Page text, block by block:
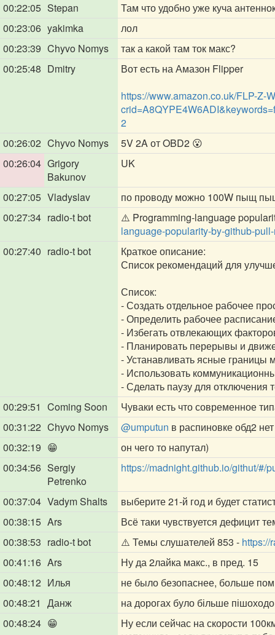
00:22:05 Stepan
Там что удобно уже куча
00:23:06 yakimka
лол
00:23:39 Chyvo Nomys
так а какой там ток макс?
00:25:48 Dmitry
Вот есть на Амазон Flipper
https://www.amazon.co.uk/FLP-Z-
2
00:26:02 Chyvo Nomys
5V 2A от OBD2 😮
00:26:04 Grigory
Bakunov
UK
00:27:05 Vladyslav
по проводу можно 100W пыщ
00:27:34 radio-t bot
⚠️ Programming-language
language-popularity-by-github-
00:27:40 radio-t bot
Краткое описание:
Список рекомендаций для
Список:
- Создать отдельное рабочее
- Определить рабочее
- Избегать отвлекающих
- Планировать перерывы и
- Устанавливать ясные границы
- Использовать
- Сделать паузу для отключения
00:29:51 Coming Soon
Чуваки есть что современное
00:31:22 Chyvo Nomys @umputun в распиновке обд2
00:32:19 😁
он чего то напутал)
00:34:56 Sergiy
Petrenko
https://madnight.github.io/githut/#/
00:37:04 Vadym Shalts
выберите 21-й год и будет
00:38:15 Ars
Всё таки чувствуется дефицит
00:38:53 radio-t bot ⚠️ Темы слушателей 853 - https://
00:41:16 Ars
Ну да 2лайка макс., в пред. 15
00:48:12 Илья
не было безопаснее, больше
00:48:21 Данж
на дорогах було більше
00:48:24 😁
Ну если сейчас на скорости